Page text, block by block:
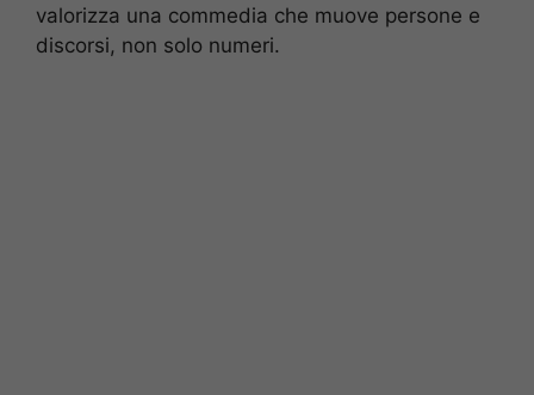
valorizza una commedia che muove persone e
discorsi, non solo numeri.